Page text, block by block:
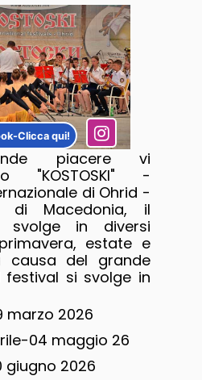
Clicca qui!
piacere vi
"KOSTOSKI" -
di Ohrid -
di Macedonia, il
svolge in diversi
estate e
causa del grande
festival si svolge in
marzo 2026
04 maggio 26
giugno 2026